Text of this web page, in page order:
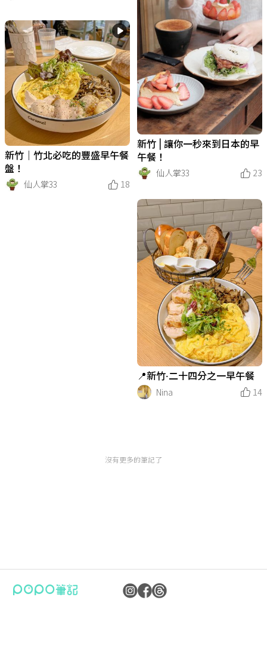
新竹 | 讓你一秒來到日本的早
午餐！
仙人掌33
23
新竹｜竹北必吃的豐盛早午餐
盤！
仙人掌33
18
📍新竹·二十四分之一早午餐
Nina
14
沒有更多的筆記了